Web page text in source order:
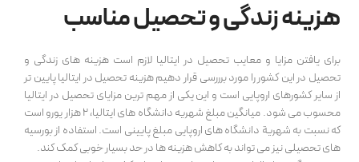
هزینه زندگی و تحصیل مناسب
برای یافتن مزایا و معایب تحصیل در ایتالیا لازم است هزینه های زندگی و
تحصیل در این کشور را مورد برررسی قرار دهیم هزینه تحصیل در ایتالیا پایین تر
از سایر کشورهای اروپایی است و این یکی از مهم ترین مزایای تحصیل در ایتالیا
محسوب می شود. میانگین مبلغ شهریه دانشگاه های ایتالیا، 2 هزار یورو است
که نسبت به شهریة دانشگاه های اروپایی مبلغ پایینی است. استفاده از بورسیه
های تحصیلی نیز می تواند به کاهش هزینه ها در حد بسیار خوبی کمک کند.